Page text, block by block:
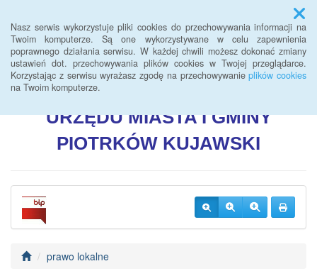
Nasz serwis wykorzystuje pliki cookies do przechowywania informacji na
Twoim komputerze. Są one wykorzystywane w celu zapewnienia
poprawnego działania serwisu. W każdej chwili możesz dokonać zmiany
ustawień dot. przechowywania plików cookies w Twojej przeglądarce.
Korzystając z serwisu wyrażasz zgodę na przechowywanieplików cookies
na Twoim komputerze.
Menu
BIULETYN INFORMACJI
URZĘDUMIASTA I GMINY
PIOTRKÓW KUJAWSKI
prawo lokalne